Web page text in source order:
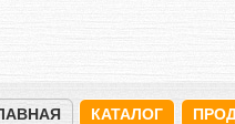
КАТАЛОГ